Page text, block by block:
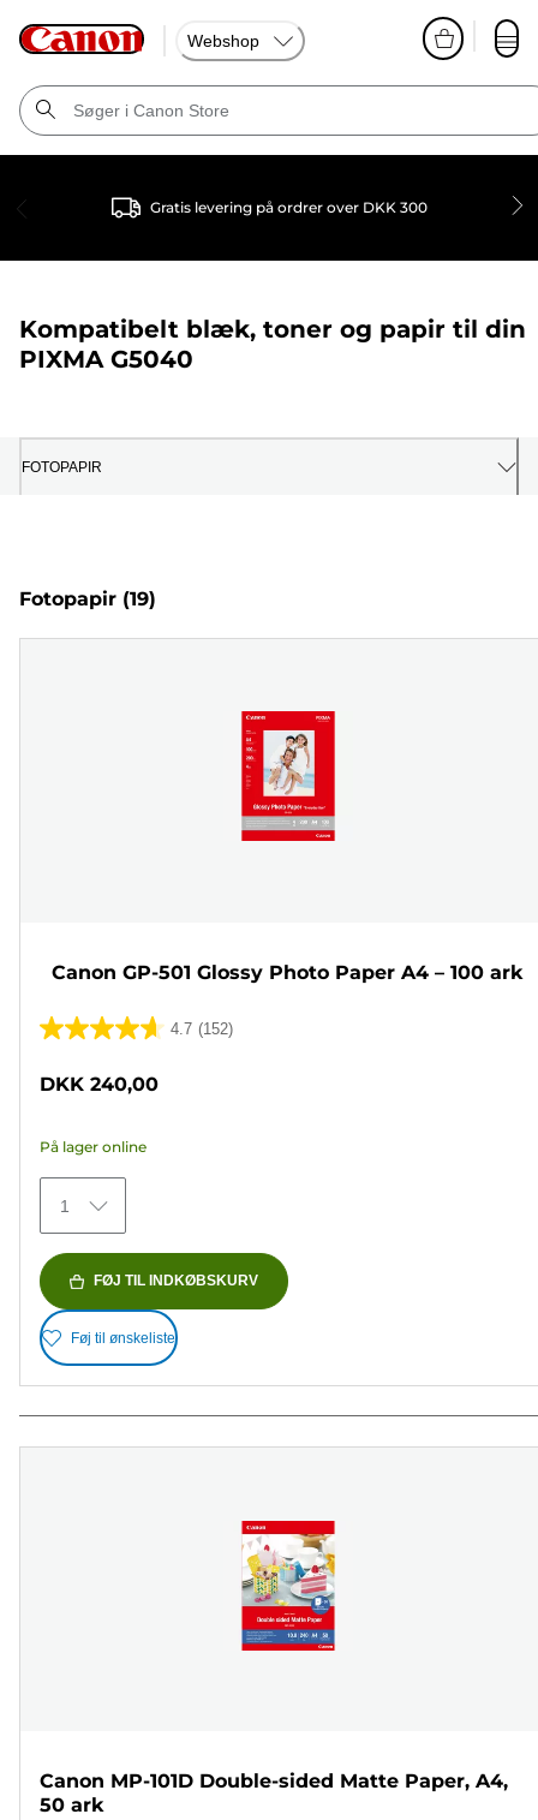
Webshop
Gratis levering på ordrer over DKK 300
Kompatibelt blæk, toner og papir til din
PIXMA G5040
FOTOPAPIR
Fotopapir (19)
Canon GP-501 Glossy Photo Paper A4 – 100 ark
4.7 (152)
4.7
stjerner.
152
anmeldelser
DKK 240,00
På lager online
1
FØJ TIL INDKØBSKURV
Føj til ønskeliste
Canon MP-101D Double-sided Matte Paper, A4,
50 ark